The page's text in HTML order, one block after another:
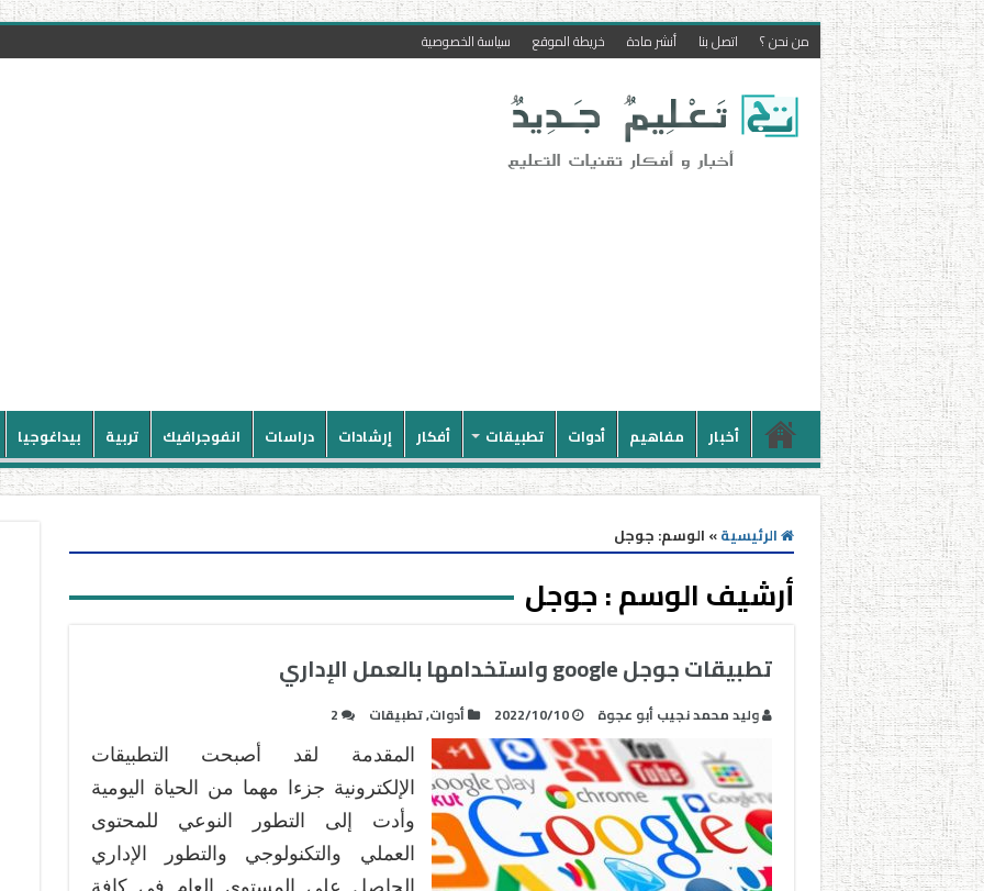
من نحن ؟ اتصل بنا أنشر مادة خريطة الموقع سياسة الخصوصية
أخبار مفاهيم أدوات تطبيقات أفكار إرشادات دراسات انفوجرافيك تربية بيداغوجيا
الرئيسية» الوسم: جوجل
أرشيف الوسم :جوجل
تطبيقات جوجل google واستخدامها بالعمل الإداري
وليد محمد نجيب أبو عجوة 2022/10/10 أدوات,تطبيقات 2
المقدمة لقد أصبحت التطبيقات
الإلكترونية جزءا مهما من الحياة اليومية
وأدت إلى التطور النوعي للمحتوى
العملي والتكنولوجي والتطور الإداري
الحاصل على المستوى العام في كافة